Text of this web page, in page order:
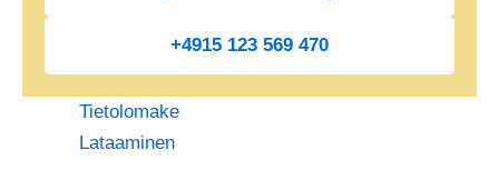
+4915 123 569 470
Tietolomake
Lataaminen